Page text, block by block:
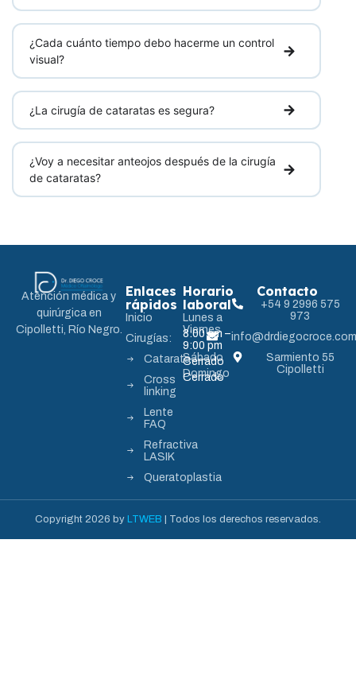
¿Cada cuánto tiempo debo hacerme un control
visual?
¿La cirugía de cataratas es segura?
¿Voy a necesitar anteojos después de la cirugía
de cataratas?
Atención médica y
quirúrgica en
Cipolletti, Río Negro.
Enlaces
rápidos
Inicio
Cirugías:
Catarata
Cross
linking
Lente
FAQ
Refractiva
LASIK
Queratoplastia
Horario
laboral
Lunes a
Viernes
8:00 am –
9:00 pm
Sábado
Cerrado
Domingo
Cerrado
Contacto
+54 9 2996 575
973
Sarmiento 55
Cipolletti
Copyright 2026 by LTWEB | Todos los derechos reservados.